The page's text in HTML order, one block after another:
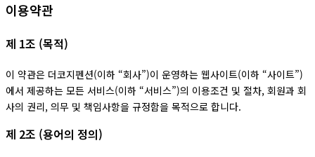
이용약관
제 1조 (목적)
이 약관은 더코지펜션(이하 “회사”)이 운영하는 웹사이트(이하 “사이트”)
에서 제공하는 모든 서비스(이하 “서비스”)의 이용조건 및 절차, 회원과 회
사의 권리, 의무 및 책임사항을 규정함을 목적으로 합니다.
제 2조 (용어의 정의)